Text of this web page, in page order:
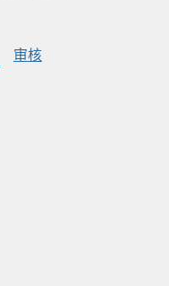
审核